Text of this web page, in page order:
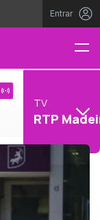
Entrar
TV
RTP